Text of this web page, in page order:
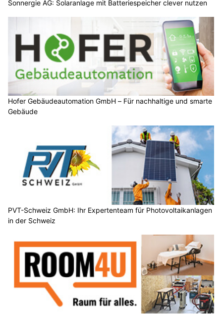
Sonnergie AG: Solaranlage mit Batteriespeicher clever nutzen
Hofer Gebäudeautomation GmbH – Für nachhaltige und smarte
Gebäude
PVT-Schweiz GmbH: Ihr Expertenteam für Photovoltaikanlagen
in der Schweiz